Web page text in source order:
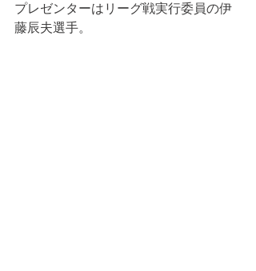
プレゼンターはリーグ戦実行委員の伊
藤辰夫選手。